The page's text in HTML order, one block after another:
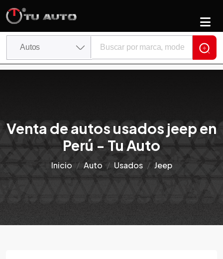
Venta de autos usados jeep en
Perú - Tu Auto
Inicio Auto Usados Jeep